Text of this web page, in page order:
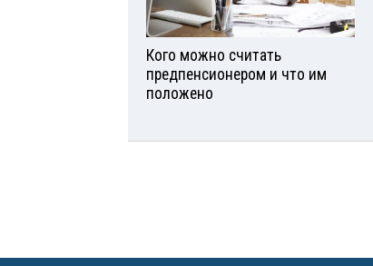
Кого можно считать
предпенсионером и что им
положено